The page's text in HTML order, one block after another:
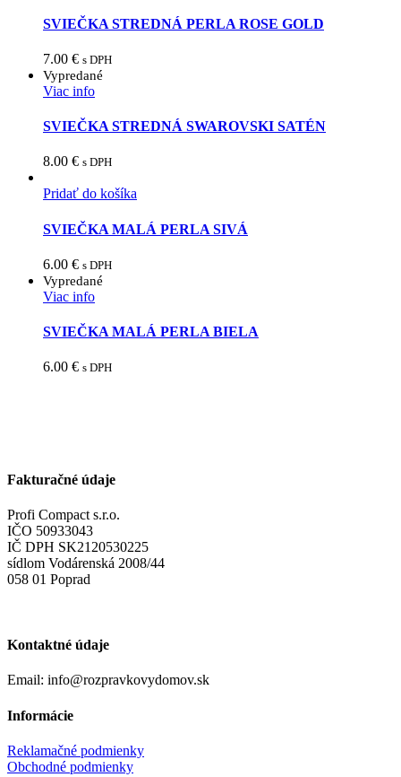
SVIEČKA STREDNÁ PERLA ROSE GOLD
7.00 € s DPH
Vypredané
Viac info
SVIEČKA STREDNÁ SWAROVSKI SATÉN
8.00 € s DPH
Pridať do košíka
SVIEČKA MALÁ PERLA SIVÁ
6.00 € s DPH
Vypredané
Viac info
SVIEČKA MALÁ PERLA BIELA
6.00 € s DPH
Fakturačné údaje
Profi Compact s.r.o.
IČO 50933043
IČ DPH SK2120530225
sídlom Vodárenská 2008/44
058 01 Poprad
Kontaktné údaje
Email: info@rozpravkovydomov.sk
Informácie
Reklamačné podmienky
Obchodné podmienky